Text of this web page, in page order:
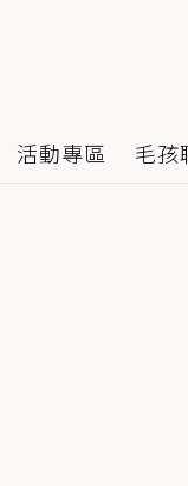
活動專區 毛孩